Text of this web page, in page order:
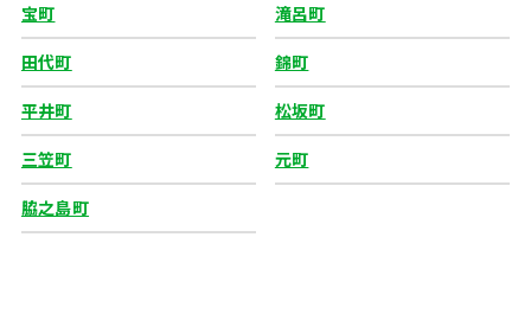
宝町 滝呂町
田代町 錦町
平井町 松坂町
三笠町 元町
脇之島町